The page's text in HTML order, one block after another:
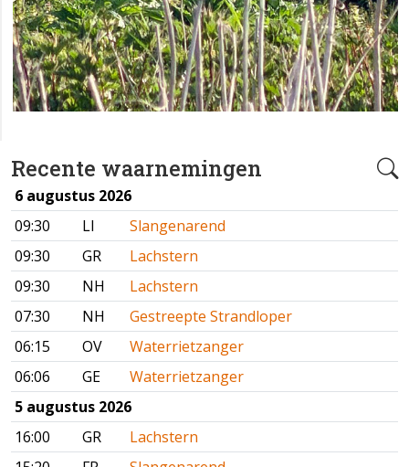
Recente waarnemingen
6 augustus 2026
09:30
LI
Slangenarend
09:30
GR
Lachstern
09:30
NH
Lachstern
07:30
NH
Gestreepte Strandloper
06:15
OV
Waterrietzanger
06:06
GE
Waterrietzanger
5 augustus 2026
16:00
GR
Lachstern